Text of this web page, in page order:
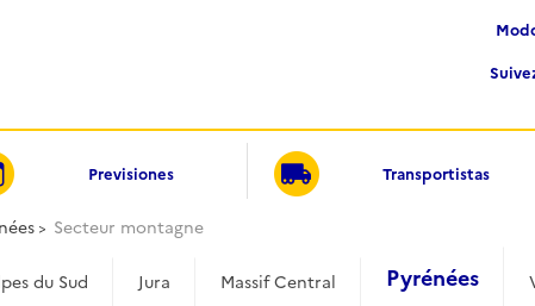
Previsiones Transportistas
Secteur montagne
du Sud Jura Massif Central Pyrénées